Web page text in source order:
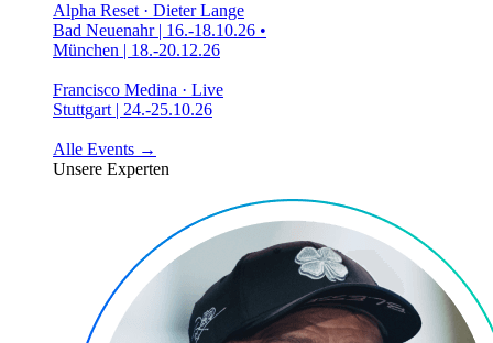
Alpha Reset · Dieter Lange
Bad Neuenahr | 16.-18.10.26 •
München | 18.-20.12.26
Francisco Medina · Live
Stuttgart | 24.-25.10.26
Alle Events →
Unsere Experten